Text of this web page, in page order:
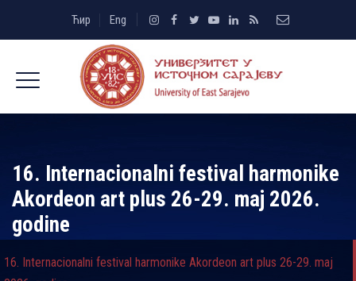
Ћир Eng
16. Internacionalni festival harmonike
Akordeon art plus 26-29. maj 2026.
godine
16. Internacionalni festival harmonike Akordeon art plus 26-29. maj